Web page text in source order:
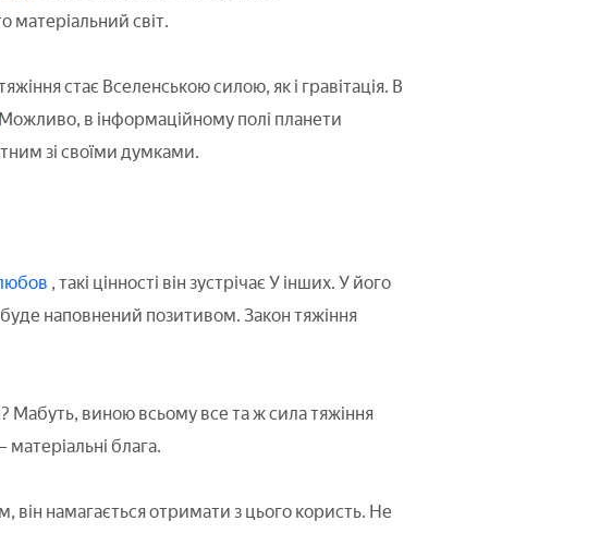
матеріальний світ.
стає Вселенською силою, як і гравітація. В
в інформаційному полі планети
зі своїми думками.
, такі цінності він зустрічає У інших. У його
наповнений позитивом. Закон тяжіння
Мабуть, виною всьому все та ж сила тяжіння
блага.
намагається отримати з цього користь. Не